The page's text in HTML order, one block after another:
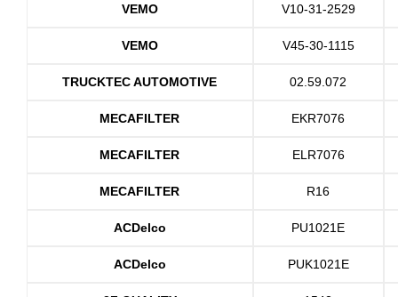
VEMO V10-31-2529
VEMO V45-30-1115
TRUCKTEC AUTOMOTIVE 02.59.072
MECAFILTER EKR7076
MECAFILTER ELR7076
MECAFILTER R16
ACDelco PU1021E
ACDelco PUK1021E